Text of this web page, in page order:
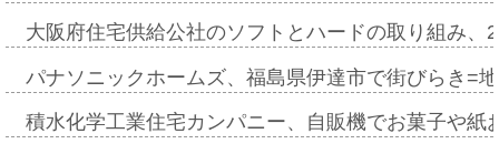
大阪府住宅供給公社のソフトとハードの取り組み
パナソニックホームズ、福島県伊達市で街びらき=
積水化学工業住宅カンパニー、自販機でお菓子や